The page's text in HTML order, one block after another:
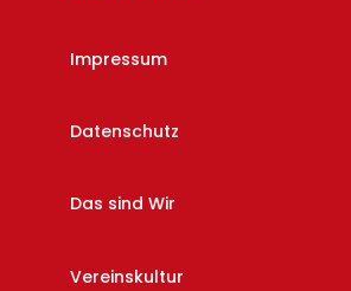
Impressum
Datenschutz
Das sind Wir
Vereinskultur